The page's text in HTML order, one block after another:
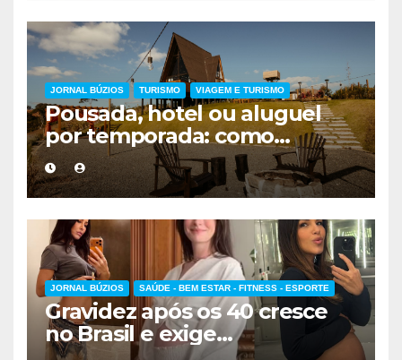
JORNAL BÚZIOS TURISMO VIAGEM E TURISMO
Pousada, hotel ou aluguel
por temporada: como
escolher a melhor
hospedagem
JORNAL BÚZIOS SAÚDE - BEM ESTAR - FITNESS - ESPORTE
Gravidez após os 40 cresce
no Brasil e exige